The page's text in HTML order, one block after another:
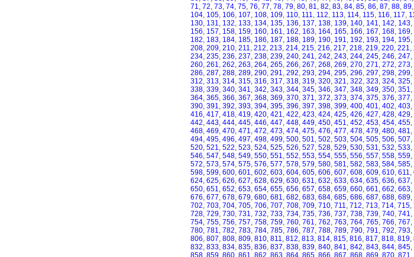
71, 72, 73, 74, 75, 76, 77, 78, 79, 80, 81, 82, 83, 84, 85, 86, 87, 88, 89,
104, 105, 106, 107, 108, 109, 110, 111, 112, 113, 114, 115, 116, 117,
130, 131, 132, 133, 134, 135, 136, 137, 138, 139, 140, 141, 142, 143,
156, 157, 158, 159, 160, 161, 162, 163, 164, 165, 166, 167, 168, 169,
182, 183, 184, 185, 186, 187, 188, 189, 190, 191, 192, 193, 194, 195,
208, 209, 210, 211, 212, 213, 214, 215, 216, 217, 218, 219, 220, 221,
234, 235, 236, 237, 238, 239, 240, 241, 242, 243, 244, 245, 246, 247,
260, 261, 262, 263, 264, 265, 266, 267, 268, 269, 270, 271, 272, 273,
286, 287, 288, 289, 290, 291, 292, 293, 294, 295, 296, 297, 298, 299,
312, 313, 314, 315, 316, 317, 318, 319, 320, 321, 322, 323, 324, 325,
338, 339, 340, 341, 342, 343, 344, 345, 346, 347, 348, 349, 350, 351,
364, 365, 366, 367, 368, 369, 370, 371, 372, 373, 374, 375, 376, 377,
390, 391, 392, 393, 394, 395, 396, 397, 398, 399, 400, 401, 402, 403,
416, 417, 418, 419, 420, 421, 422, 423, 424, 425, 426, 427, 428, 429,
442, 443, 444, 445, 446, 447, 448, 449, 450, 451, 452, 453, 454, 455,
468, 469, 470, 471, 472, 473, 474, 475, 476, 477, 478, 479, 480, 481,
494, 495, 496, 497, 498, 499, 500, 501, 502, 503, 504, 505, 506, 507,
520, 521, 522, 523, 524, 525, 526, 527, 528, 529, 530, 531, 532, 533,
546, 547, 548, 549, 550, 551, 552, 553, 554, 555, 556, 557, 558, 559,
572, 573, 574, 575, 576, 577, 578, 579, 580, 581, 582, 583, 584, 585,
598, 599, 600, 601, 602, 603, 604, 605, 606, 607, 608, 609, 610, 611,
624, 625, 626, 627, 628, 629, 630, 631, 632, 633, 634, 635, 636, 637,
650, 651, 652, 653, 654, 655, 656, 657, 658, 659, 660, 661, 662, 663,
676, 677, 678, 679, 680, 681, 682, 683, 684, 685, 686, 687, 688, 689,
702, 703, 704, 705, 706, 707, 708, 709, 710, 711, 712, 713, 714, 715,
728, 729, 730, 731, 732, 733, 734, 735, 736, 737, 738, 739, 740, 741,
754, 755, 756, 757, 758, 759, 760, 761, 762, 763, 764, 765, 766, 767,
780, 781, 782, 783, 784, 785, 786, 787, 788, 789, 790, 791, 792, 793,
806, 807, 808, 809, 810, 811, 812, 813, 814, 815, 816, 817, 818, 819,
832, 833, 834, 835, 836, 837, 838, 839, 840, 841, 842, 843, 844, 845,
858, 859, 860, 861, 862, 863, 864, 865, 866, 867, 868, 869, 870, 871,